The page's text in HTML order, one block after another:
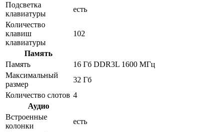
Подсветка
клавиатуры
есть
Количество
клавиш
клавиатуры
102
Память
Память
16 Гб DDR3L 1600 МГц
Максимальный
размер
32 Гб
Количество слотов 4
Аудио
Встроенные
колонки
есть